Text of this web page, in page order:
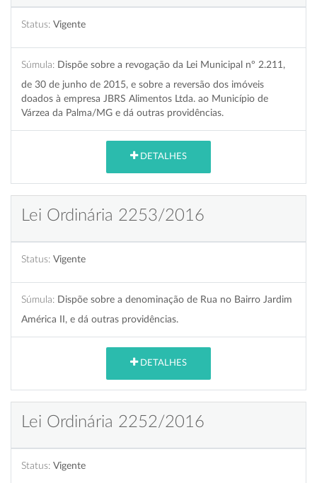
Status: Vigente
Súmula: Dispõe sobre a revogação da Lei Municipal nº 2.211,
de 30 de junho de 2015, e sobre a reversão dos imóveis
doados à empresa JBRS Alimentos Ltda. ao Município de
Várzea da Palma/MG e dá outras providências.
DETALHES
Lei Ordinária 2253/2016
Status: Vigente
Súmula: Dispõe sobre a denominação de Rua no Bairro Jardim
América II, e dá outras providências.
DETALHES
Lei Ordinária 2252/2016
Status: Vigente